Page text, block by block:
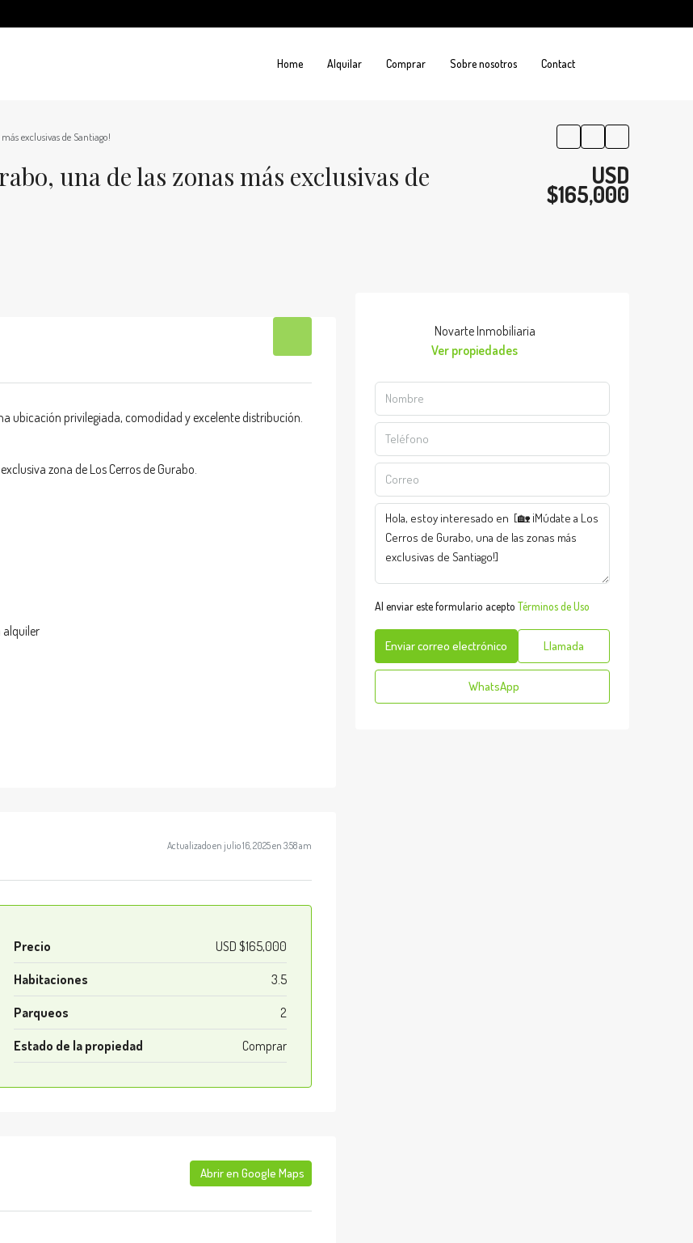
Home Alquilar Comprar Sobre nosotros Contact
exclusivas de Santiago!
una de las zonas más exclusivas de
USD
$165,000
ubicación privilegiada, comodidad y excelente distribución.
zona de Los Cerros de Gurabo.
alquiler
Actualizado en julio 16, 2025 en 3:58 am
Precio USD $165,000
Habitaciones 3.5
Parqueos 2
Estado de la propiedad Comprar
Abrir en Google Maps
Novarte Inmobiliaria
Ver propiedades
Al enviar este formulario acepto Términos de Uso
Enviar correo electrónico Llamada
WhatsApp